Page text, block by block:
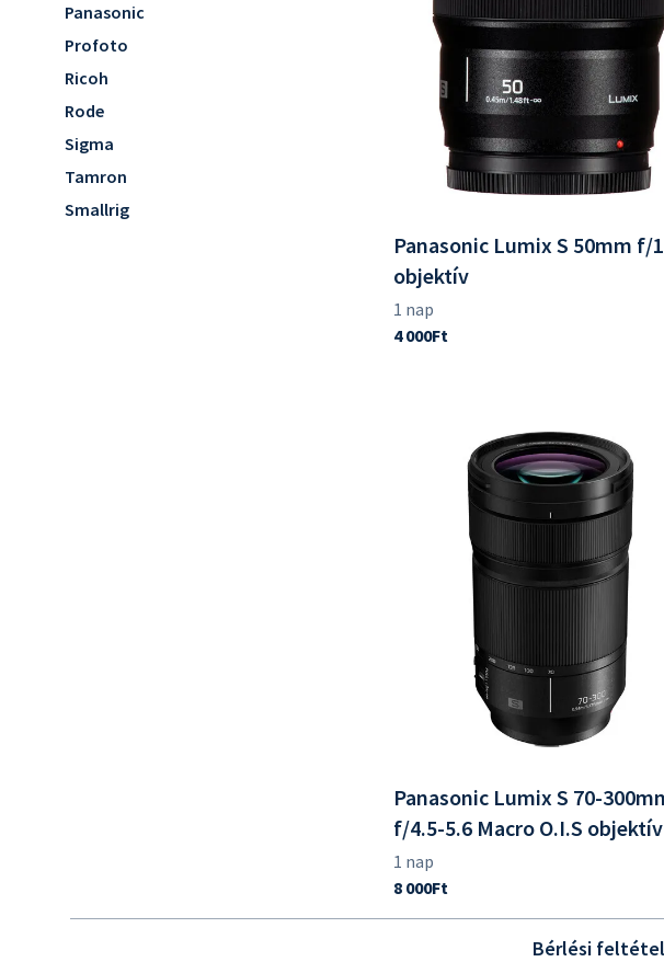
Panasonic
Profoto
Ricoh
Rode
Sigma
Tamron
Smallrig
Panasonic Lumix S 50mm f/
objektív
Panasonic Lumix S 70-
f/4.5-5.6 Macro O.I.S objektív
Bérlési